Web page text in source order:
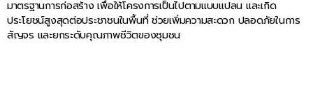
มาตรฐานการก่อสร้าง เพื่อให้โครงการเป็นไปตามแบบแปลน และเกิด
ประโยชน์สูงสุดต่อประชาชนในพื้นที่ ช่วยเพิ่มความสะดวก ปลอดภัยในการ
สัญจร และยกระดับคุณภาพชีวิตของชุมชน